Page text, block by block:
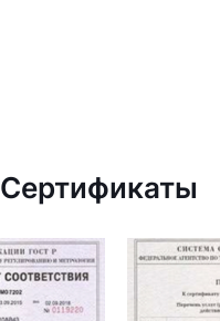
Сертификаты